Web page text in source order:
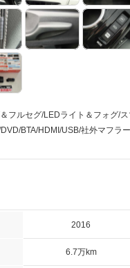
フルセグ/LEDライト＆フォグ/
BTA/HDMI/USB/社外マフラー
2016
6.7万km